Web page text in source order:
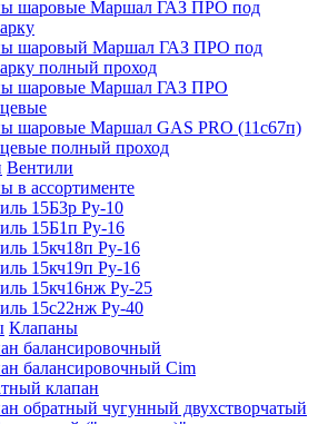
шаровые Маршал ГАЗ ПРО под
шаровый Маршал ГАЗ ПРО под
полный проход
шаровые Маршал ГАЗ ПРО
шаровые Маршал GAS PRO (11с67п)
полный проход
Вентили
в ассортименте
15Б3р Ру-10
15Б1п Ру-16
15кч18п Ру-16
15кч19п Ру-16
15кч16нж Ру-25
15с22нж Ру-40
Клапаны
балансировочный
балансировочный Cim
клапан
обратный чугунный двухстворчатый